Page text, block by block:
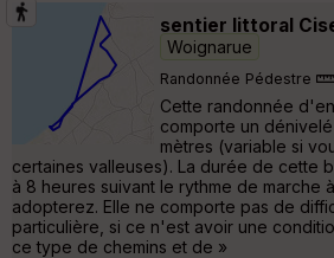
sentier littoral
Woignarue
Randonnée Pédestre
Cette randonnée
comporte un
mètres (variable si
certaines valleuses). La durée de cette
à 8 heures suivant le rythme de marche
adopterez. Elle ne comporte pas de
particulière, si ce n'est avoir une
ce type de chemins et de »